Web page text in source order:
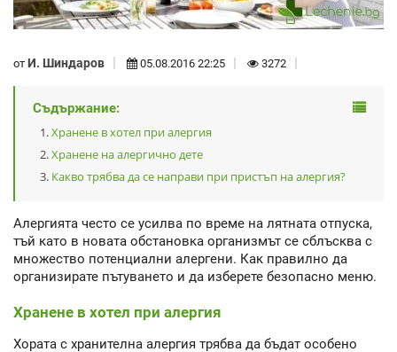
от И. Шиндаров 05.08.2016 22:25 3272
Съдържание:
Хранене в хотел при алергия
Хранене на алергично дете
Какво трябва да се направи при пристъп на алергия?
Алергията често се усилва по време на лятната отпуска,
тъй като в новата обстановка организмът се сблъсква с
множество потенциални алергени. Как правилно да
организирате пътуването и да изберете безопасно меню.
Хранене в хотел при алергия
Хората с хранителна алергия трябва да бъдат особено